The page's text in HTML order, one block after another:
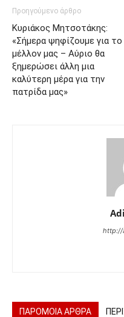
Προηγούμενο άρθρο
Κυριάκος Μητσοτάκης:
«Σήμερα ψηφίζουμε για το
μέλλον μας – Αύριο θα
ξημερώσει άλλη μια
καλύτερη μέρα για την
πατρίδα μας»
http://
ΠΑΡΟΜΟΙΑ ΑΡΘΡΑ